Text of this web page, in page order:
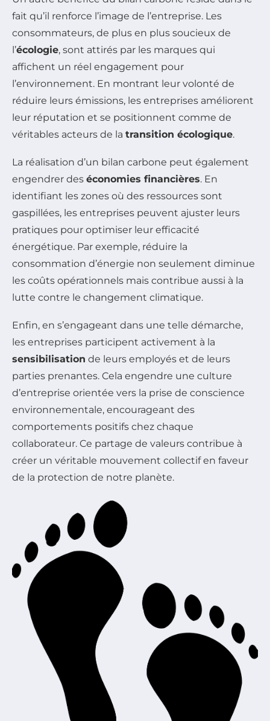
fait qu’il renforce l’image de l’entreprise. Les
consommateurs, de plus en plus soucieux de
l’écologie, sont attirés par les marques qui
affichent un réel engagement pour
l’environnement. En montrant leur volonté de
réduire leurs émissions, les entreprises améliorent
leur réputation et se positionnent comme de
véritables acteurs de la transition écologique.
La réalisation d’un bilan carbone peut également
engendrer des économies financières. En
identifiant les zones où des ressources sont
gaspillées, les entreprises peuvent ajuster leurs
pratiques pour optimiser leur efficacité
énergétique. Par exemple, réduire la
consommation d’énergie non seulement diminue
les coûts opérationnels mais contribue aussi à la
lutte contre le changement climatique.
Enfin, en s’engageant dans une telle démarche,
les entreprises participent activement à la
sensibilisation de leurs employés et de leurs
parties prenantes. Cela engendre une culture
d’entreprise orientée vers la prise de conscience
environnementale, encourageant des
comportements positifs chez chaque
collaborateur. Ce partage de valeurs contribue à
créer un véritable mouvement collectif en faveur
de la protection de notre planète.